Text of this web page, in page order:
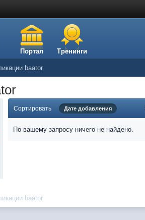
Портал Тренинги
baator
Сортировать Дате добавления
По вашему запросу ничего не найдено.
baator